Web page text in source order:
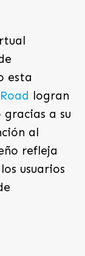
esta
logran
a su
al
refleja
usuarios